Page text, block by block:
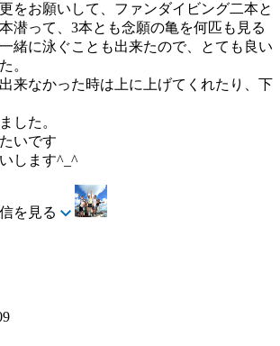
をお願いして、ファンダイビング二本と
潜って、3本とも念願の亀を何匹も見る
緒に泳ぐことも出来たので、とても良い
。
来なかった時は上に上げてくれたり、下
した。
いです
します^_^
を見る